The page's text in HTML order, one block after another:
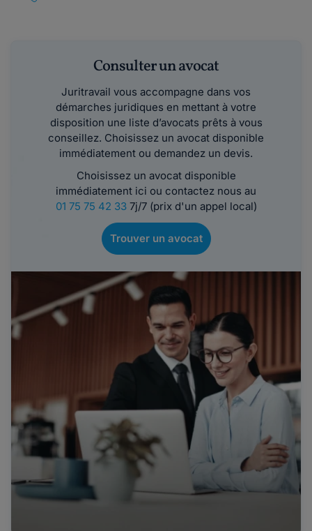
Consulter un avocat
Juritravail vous accompagne dans vos
démarches juridiques en mettant à votre
disposition une liste d’avocats prêts à vous
conseillez. Choisissez un avocat disponible
immédiatement ou demandez un devis.
Choisissez un avocat disponible
immédiatement ici ou contactez nous au
01 75 75 42 337j/7 (prix d'un appel local)
Trouver un avocat